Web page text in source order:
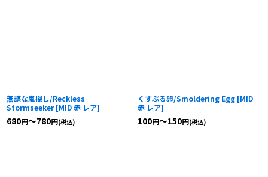
無謀な嵐探し/Reckless
Stormseeker [MID 赤 レア]
680円～780円(税込)
くすぶる卵/Smoldering Egg [MID
赤 レア]
100円～150円(税込)